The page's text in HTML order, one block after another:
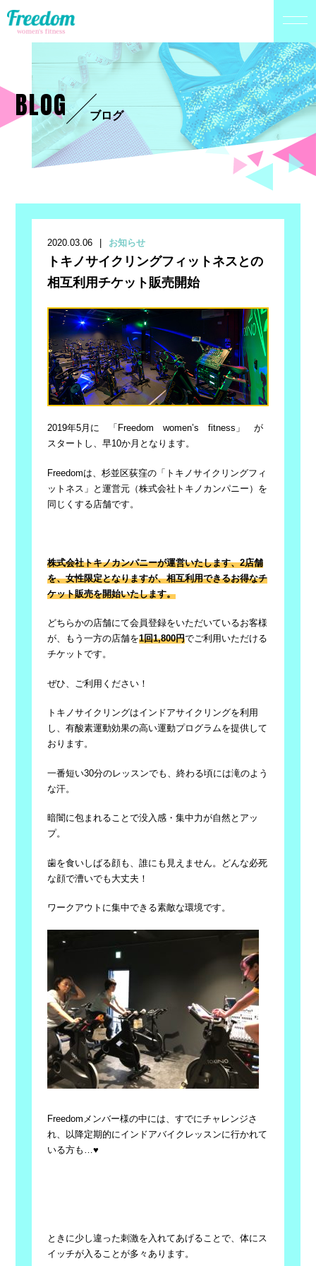
BLOG ブログ
2020.03.06 お知らせ
トキノサイクリングフィットネスとの
相互利用チケット販売開始
2019年5月に 「Freedom women’s fitness」 が
スタートし、早10か月となります。
Freedomは、杉並区荻窪の「トキノサイクリングフィ
ットネス」と運営元（株式会社トキノカンパニー）を
同じくする店舗です。
株式会社トキノカンパニーが運営いたします、2店舗
を、女性限定となりますが、相互利用できるお得なチ
ケット販売を開始いたします。
どちらかの店舗にて会員登録をいただいているお客様
が、もう一方の店舗を1回1,800円でご利用いただける
チケットです。
ぜひ、ご利用ください！
トキノサイクリングはインドアサイクリングを利用
し、有酸素運動効果の高い運動プログラムを提供して
おります。
一番短い30分のレッスンでも、終わる頃には滝のよう
な汗。
暗闇に包まれることで没入感・集中力が自然とアッ
プ。
歯を食いしばる顔も、誰にも見えません。どんな必死
な顔で漕いでも大丈夫！
ワークアウトに集中できる素敵な環境です。
Freedomメンバー様の中には、すでにチャレンジさ
れ、以降定期的にインドアバイクレッスンに行かれて
いる方も…♥
ときに少し違った刺激を入れてあげることで、体にス
イッチが入ることが多々あります。